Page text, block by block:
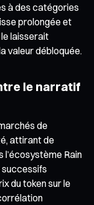
à des catégories
prolongée et
laisserait
valeur débloquée.
le narratif
de
attirant de
Rain
du token sur le